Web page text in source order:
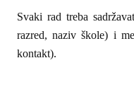
Svaki rad treba
razred, naziv škole) i
kontakt).